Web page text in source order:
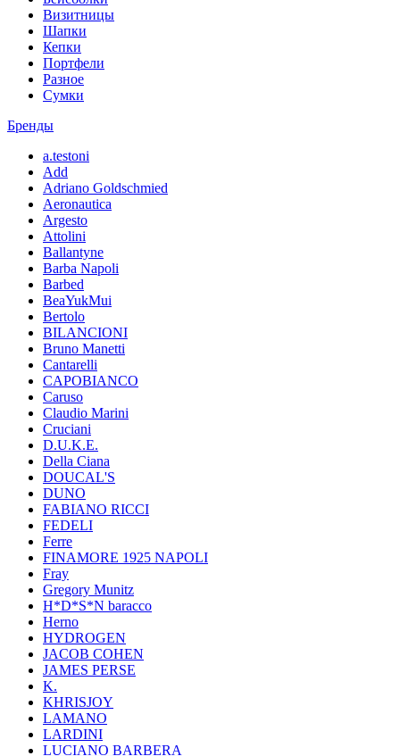
Визитницы
Шапки
Кепки
Портфели
Разное
Сумки
Бренды
a.testoni
Add
Adriano Goldschmied
Aeronautica
Argesto
Attolini
Ballantyne
Barba Napoli
Barbed
BeaYukMui
Bertolo
BILANCIONI
Bruno Manetti
Cantarelli
CAPOBIANCO
Caruso
Claudio Marini
Cruciani
D.U.K.E.
Della Ciana
DOUCAL'S
DUNO
FABIANO RICCI
FEDELI
Ferre
FINAMORE 1925 NAPOLI
Fray
Gregory Munitz
H*D*S*N baracco
Herno
HYDROGEN
JACOB COHEN
JAMES PERSE
K.
KHRISJOY
LAMANO
LARDINI
LUCIANO BARBERA